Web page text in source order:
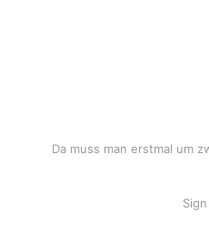
Da muss man erstmal um